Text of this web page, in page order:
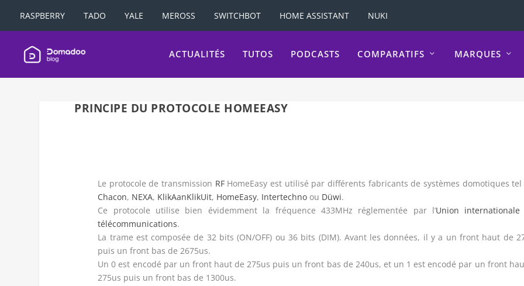
RASPBERRY TADO YALE MEROSS SWITCHBOT HOME ASSISTANT NUKI
ACTUALITÉS TUTOS PODCASTS COMPARATIFS MARQUES
PRINCIPE DU PROTOCOLE HOMEEASY
Le protocole de transmission RFHomeEasy est utilisé par différents fabricants de systèmes domotiques
Chacon, NEXA, KlikAanKlikUit, HomeEasy, Intertechno ou Düwi.
Ce protocole utilise bien évidemment la fréquence 433MHz réglementée par l’Union internationale
télécommunications.
La trame est composée de 32 bits (ON/OFF) ou 36 bits (DIM). Avant les données, il y a un front haut de
puis un front bas de 2675us.
Un 0 est encodé par un front haut de 275us puis un front bas de 240us, et un 1 est encodé par un front
275us puis un front bas de 1300us.